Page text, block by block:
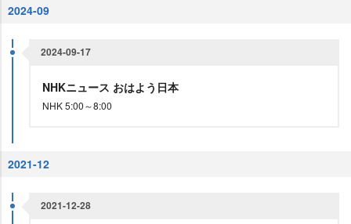
2024-09
2024-09-17
NHKニュース おはよう日本
NHK 5:00～8:00
2021-12
2021-12-28